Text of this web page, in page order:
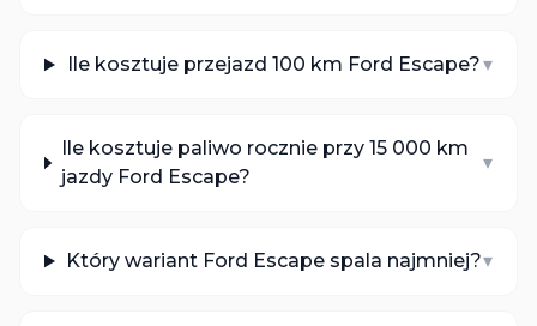
Ile kosztuje przejazd 100 km Ford Escape?▾
Ile kosztuje paliwo rocznie przy 15 000 km
jazdy Ford Escape?
▾
Który wariant Ford Escape spala najmniej?▾